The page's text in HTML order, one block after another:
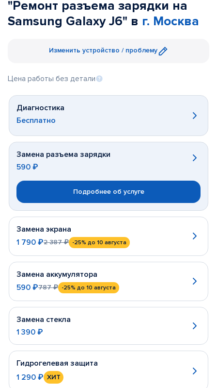
"Ремонт разъема зарядки на
Samsung Galaxy J6" в г. Москва
Изменить устройство / проблему
Цена работы без детали
Диагностика
Бесплатно
Замена разъема зарядки
590 ₽
Подробнее об услуге
Замена экрана
1 790 ₽2 387 ₽ -25% до 10 августа
Замена аккумулятора
590 ₽787 ₽ -25% до 10 августа
Замена стекла
1 390 ₽
Гидрогелевая защита
1 290 ₽ ХИТ